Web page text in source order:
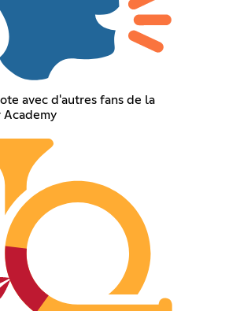
avec d'autres fans de la
Academy